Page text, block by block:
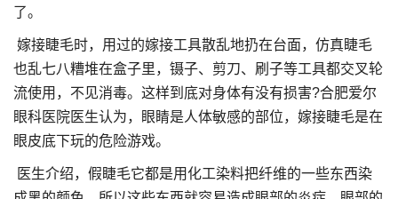
了。
嫁接睫毛时，用过的嫁接工具散乱地扔在台面，仿真睫毛
也乱七八糟堆在盒子里，镊子、剪刀、刷子等工具都交叉轮
流使用，不见消毒。这样到底对身体有没有损害?合肥爱尔
眼科医院医生认为，眼睛是人体敏感的部位，嫁接睫毛是在
眼皮底下玩的危险游戏。
医生介绍，假睫毛它都是用化工染料把纤维的一些东西染